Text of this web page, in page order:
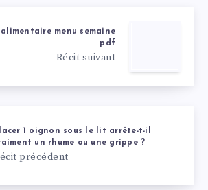
menu semaine
pdf
Récit suivant
1 oignon sous le lit arrête-t-il
un rhume ou une grippe ?
précédent